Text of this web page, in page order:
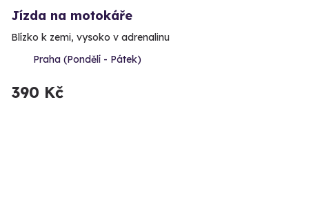
Jízda na motokáře
Blízko k zemi, vysoko v adrenalinu
Praha (Pondělí - Pátek)
390 Kč